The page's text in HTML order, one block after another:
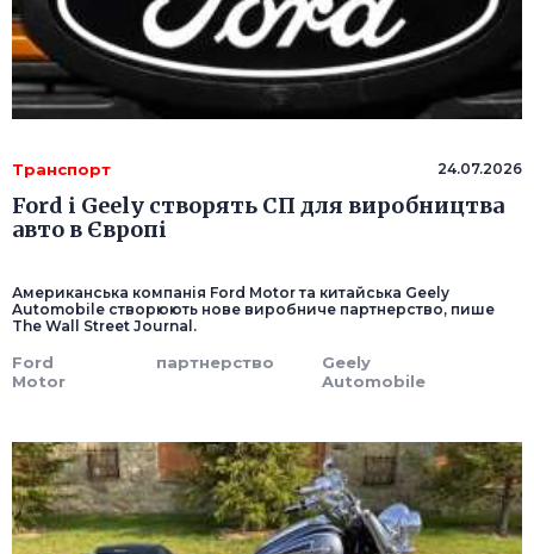
Транспорт 24.07.2026
Ford і Geely створять СП для виробництва
авто в Європі
Американська компанія Ford Motor та китайська Geely
Automobile створюють нове виробниче партнерство, пише
The Wall Street Journal.
Ford
Motor
партнерство
Geely
Automobile